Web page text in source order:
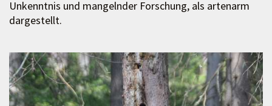
Unkenntnis und mangelnder Forschung, als artenarm
dargestellt.